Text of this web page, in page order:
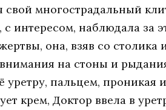
свой многострадальный
с интересом, наблюдала за
она, взяв со
на стоны и
уретру, пальцем, проникая
крем, Доктор ввела в